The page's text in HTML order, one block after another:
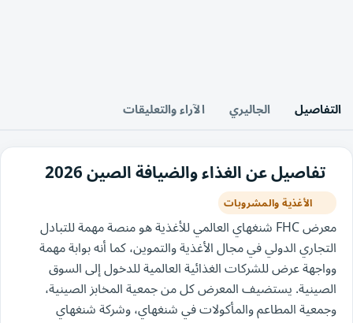
التفاصيل الجاليري الآراء والتعليقات
تفاصيل عن الغذاء والضيافة الصين 2026
الأغذية والمشروبات
معرض FHC شنغهاي العالمي للأغذية هو منصة مهمة للتبادل
التجاري الدولي في مجال الأغذية والتموين، كما أنه بوابة مهمة
وواجهة عرض للشركات الغذائية العالمية للدخول إلى السوق
الصينية. يستضيف المعرض كل من جمعية المخابز الصينية،
وجمعية المطاعم والمأكولات في شنغهاي، وشركة شنغهاي